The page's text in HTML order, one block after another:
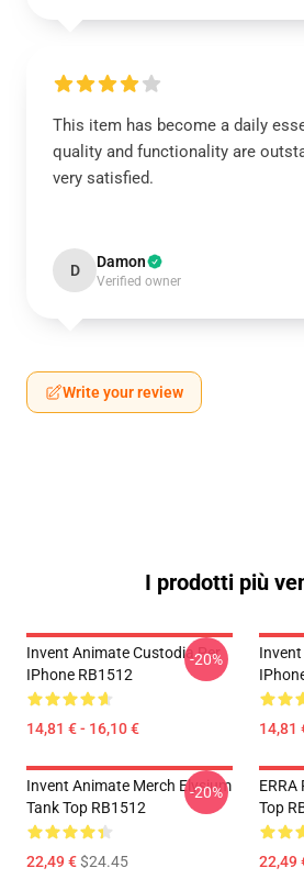
This item has become a daily
quality and functionality are
very satisfied.
D Damon
Verified owner
Write your review
I prodotti più
Invent Animate Custodia Per
IPhone RB1512
14,81 € - 16,10 €
-20%
14,81
Invent Animate Merch Elysium
Tank Top RB1512
22,49 €$24.45
-20%
Top
22,49